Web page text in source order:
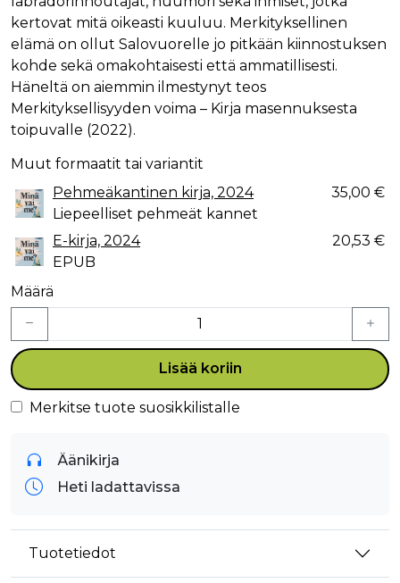
kertovat mitä oikeasti kuuluu. Merkityksellinen
elämä on ollut Salovuorelle jo pitkään kiinnostuksen
kohde sekä omakohtaisesti että ammatillisesti.
Häneltä on aiemmin ilmestynyt teos
Merkityksellisyyden voima – Kirja masennuksesta
toipuvalle (2022).
Muut formaatit tai variantit
Pehmeäkantinen kirja, 2024
Liepeelliset pehmeät kannet
35,00 €
E-kirja, 2024
EPUB
20,53 €
Määrä
Lisää koriin
Merkitse tuote suosikkilistalle
Äänikirja
Heti ladattavissa
Tuotetiedot